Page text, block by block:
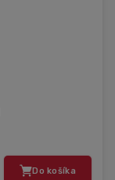
Do košíka